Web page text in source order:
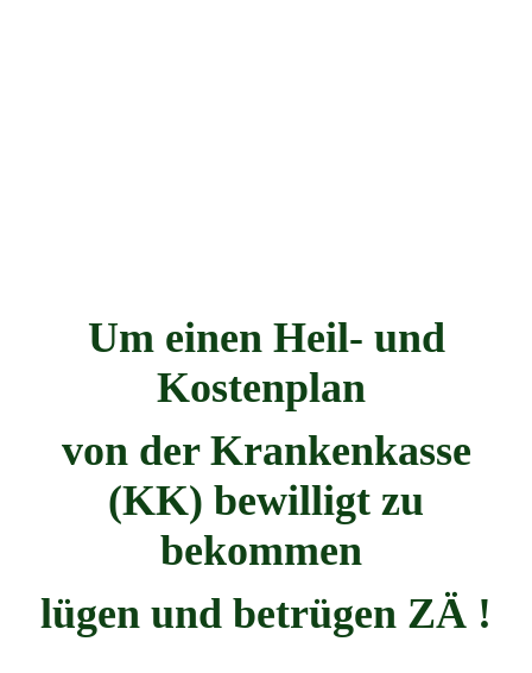
Um einen Heil- und
Kostenplan
von der Krankenkasse
(KK) bewilligt zu
bekommen
lügen und betrügen ZÄ !